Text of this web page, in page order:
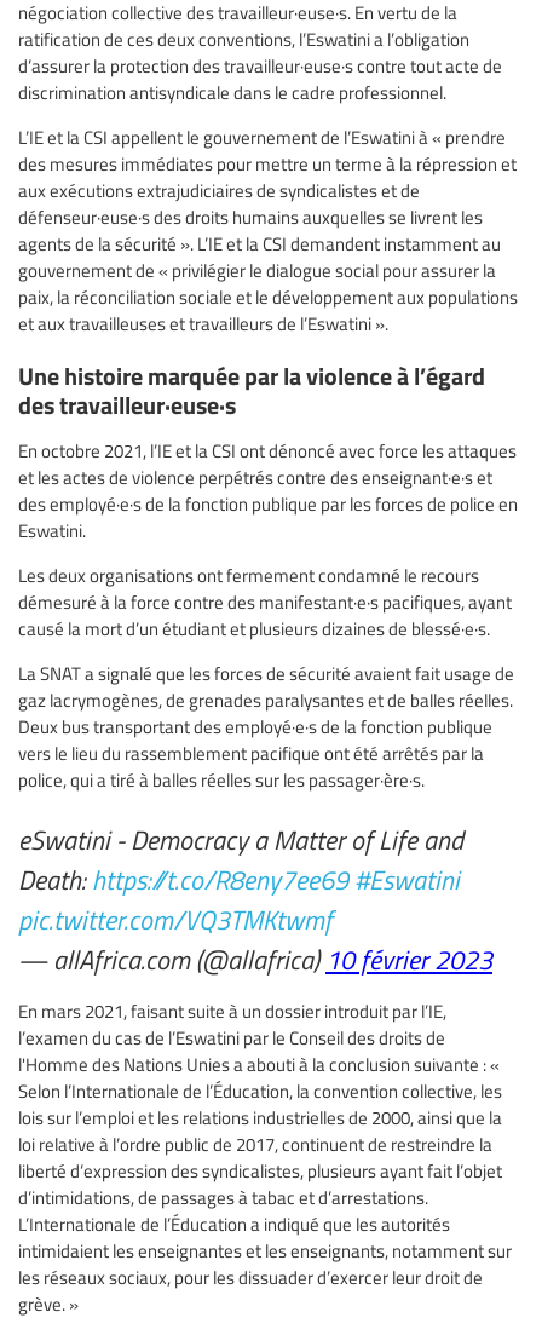
négociation collective des travailleur·euse·s. En vertu de la
ratification de ces deux conventions, l’Eswatini a l’obligation
d’assurer la protection des travailleur·euse·s contre tout acte de
discrimination antisyndicale dans le cadre professionnel.
L’IE et la CSI appellent le gouvernement de l’Eswatini à « prendre
des mesures immédiates pour mettre un terme à la répression et
aux exécutions extrajudiciaires de syndicalistes et de
défenseur·euse·s des droits humains auxquelles se livrent les
agents de la sécurité ». L’IE et la CSI demandent instamment au
gouvernement de « privilégier le dialogue social pour assurer la
paix, la réconciliation sociale et le développement aux populations
et aux travailleuses et travailleurs de l’Eswatini ».
Une histoire marquée par la violence à l’égard
des travailleur·euse·s
En octobre 2021, l’IE et la CSI ont dénoncé avec force les attaques
et les actes de violence perpétrés contre des enseignant·e·s et
des employé·e·s de la fonction publique par les forces de police en
Eswatini.
Les deux organisations ont fermement condamné le recours
démesuré à la force contre des manifestant·e·s pacifiques, ayant
causé la mort d’un étudiant et plusieurs dizaines de blessé·e·s.
La SNAT a signalé que les forces de sécurité avaient fait usage de
gaz lacrymogènes, de grenades paralysantes et de balles réelles.
Deux bus transportant des employé·e·s de la fonction publique
vers le lieu du rassemblement pacifique ont été arrêtés par la
police, qui a tiré à balles réelles sur les passager·ère·s.
eSwatini - Democracy a Matter of Life and
Death:https://t.co/R8eny7ee69 #Eswatini
pic.twitter.com/VQ3TMKtwmf
— allAfrica.com (@allafrica) 10 février 2023
En mars 2021, faisant suite à un dossier introduit par l’IE,
l’examen du cas de l’Eswatini par le Conseil des droits de
l'Homme des Nations Unies a abouti à la conclusion suivante : «
Selon l’Internationale de l’Éducation, la convention collective, les
lois sur l’emploi et les relations industrielles de 2000, ainsi que la
loi relative à l’ordre public de 2017, continuent de restreindre la
liberté d’expression des syndicalistes, plusieurs ayant fait l’objet
d’intimidations, de passages à tabac et d’arrestations.
L’Internationale de l’Éducation a indiqué que les autorités
intimidaient les enseignantes et les enseignants, notamment sur
les réseaux sociaux, pour les dissuader d’exercer leur droit de
grève. »